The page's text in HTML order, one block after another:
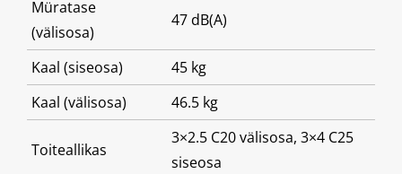
Müratase
(välisosa)
47 dB(A)
Kaal (siseosa)
45 kg
Kaal (välisosa)
46.5 kg
Toiteallikas
3×2.5 C20 välisosa, 3×4 C25
siseosa